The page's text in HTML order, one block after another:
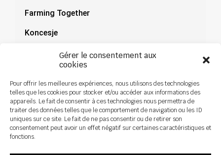
Gérer le consentement aux
cookies
Pour offrir les meilleures expériences, nous utilisons des technologies
telles que les cookies pour stocker et/ou accéder aux informations des
appareils. Le fait de consentir à ces technologies nous permettra de
traiter des données telles que le comportement de navigation ou les ID
uniques sur ce site. Le fait de ne pas consentir ou de retirer son
consentement peut avoir un effet négatif sur certaines caractéristiques et
fonctions.
Farming Together
Koncesje
Dokumentacja